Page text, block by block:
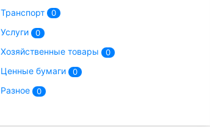
Транспорт 0
Услуги 0
Хозяйственные товары 0
Ценные бумаги 0
Разное 0